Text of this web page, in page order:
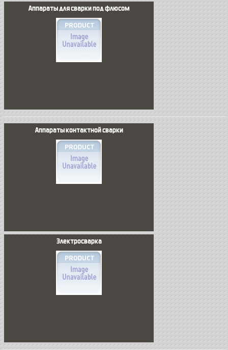
Аппараты для сварки под флюсом
Аппараты контактной сварки
Электросварка